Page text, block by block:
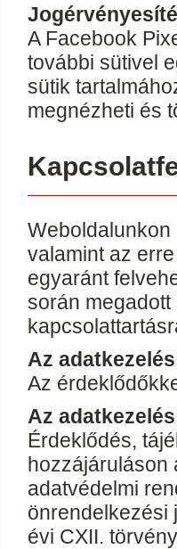
A Facebook
további sütivel
sütik
megnézheti és
valamint az
egyaránt
során
Az
Az
Az
Érdeklődés,
hozzájáruláson
adatvédelmi
önrendelkezési
évi CXII.